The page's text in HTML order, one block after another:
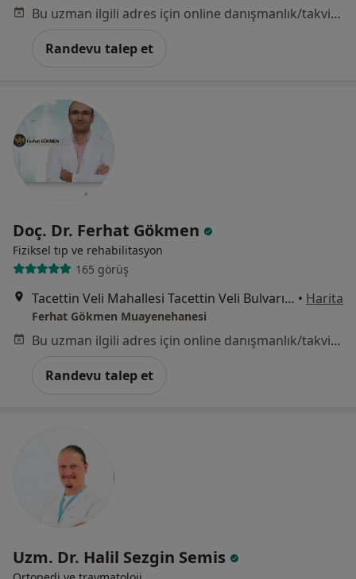
Bu uzman ilgili adres için online danışmanlık/takvim sunmuyor.
Randevu talep et
Doç. Dr. Ferhat Gökmen
Fiziksel tıp ve rehabilitasyon
165 görüş
Tacettin Veli Mahallesi Tacettin Veli Bulvarı No: 17 D: 26 Üzüm Plaza, Kayseri • Harita
Ferhat Gökmen Muayenehanesi
Bu uzman ilgili adres için online danışmanlık/takvim sunmuyor.
Randevu talep et
Uzm. Dr. Halil Sezgin Semis